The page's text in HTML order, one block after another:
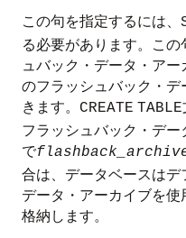
この句を指定するには、
る必要があります。こ
ュバック・データ・ア
のフラッシュバック・
きます。
CREATE TABLE
フラッシュバック・デ
で
合は、データベースはデ
データ・アーカイブを
格納します。